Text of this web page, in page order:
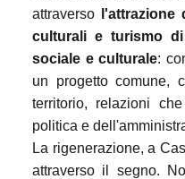
attraverso
l'attrazione
culturali e turismo
sociale e culturale:
un progetto comune,
territorio, relazioni
politica e
La rigenerazione, a
attraverso il segno.